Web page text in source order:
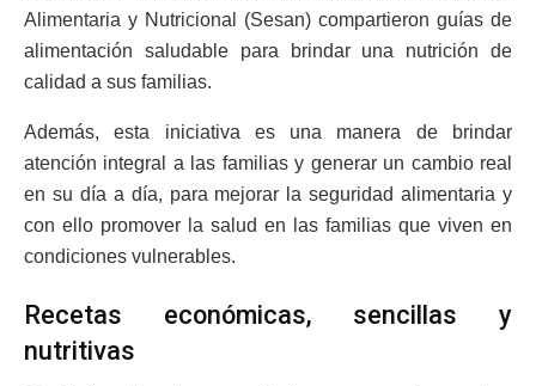
Alimentaria y Nutricional (Sesan) compartieron guías de
alimentación saludable para brindar una nutrición de
calidad a sus familias.
Además, esta iniciativa es una manera de brindar
atención integral a las familias y generar un cambio real
en su día a día, para mejorar la seguridad alimentaria y
con ello promover la salud en las familias que viven en
condiciones vulnerables.
Recetas económicas, sencillas y
nutritivas